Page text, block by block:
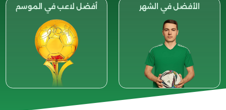
الأفضل في الشهر أفضل لاعب في الموسم